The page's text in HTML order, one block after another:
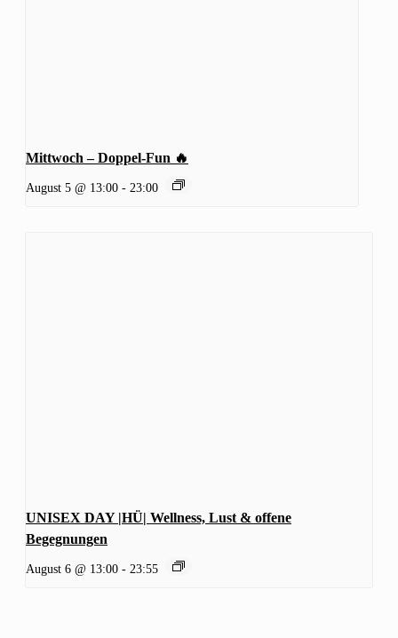
Mittwoch – Doppel-Fun 🔥
August 5 @ 13:00 - 23:00
UNISEX DAY |HÜ| Wellness, Lust & offene
Begegnungen
August 6 @ 13:00 - 23:55